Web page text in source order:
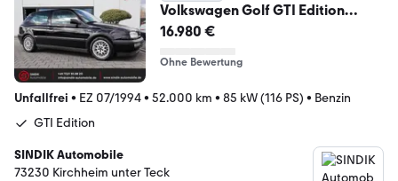
Volkswagen Golf GTI Edition
Klima-Glasdach-Recaro
16.980 €
Ohne Bewertung
Unfallfrei • EZ 07/1994• 52.000 km • 85 kW (116 PS) • Benzin
GTI Edition
SINDIK Automobile
73230 Kirchheim unter Teck